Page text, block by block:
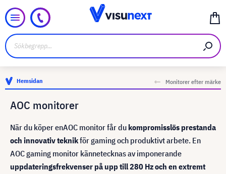
Hemsidan Monitorer efter märke
AOC monitorer
När du köper enAOC monitor får du kompromisslös prestanda
och innovativ teknikför gaming och produktivt arbete. En
AOC gaming monitor kännetecknas av imponerande
uppdateringsfrekvenser på upp till 280 Hz och en extremt